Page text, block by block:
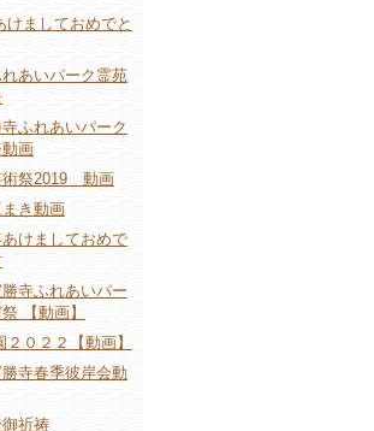
けましておめでと
あいパーク霊苑
ふれあいパーク
画
術祭2019 動画
き動画
けましておめで
寺ふれあいパー
【動画】
０２２【動画】
寺春季彼岸会動
祈祷